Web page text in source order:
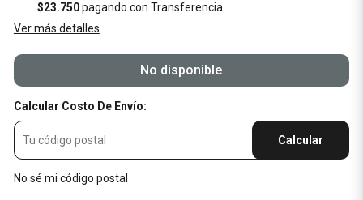
$23.750pagando con Transferencia
Ver más detalles
No disponible
Calcular Costo De Envío:
Calcular
No sé mi código postal